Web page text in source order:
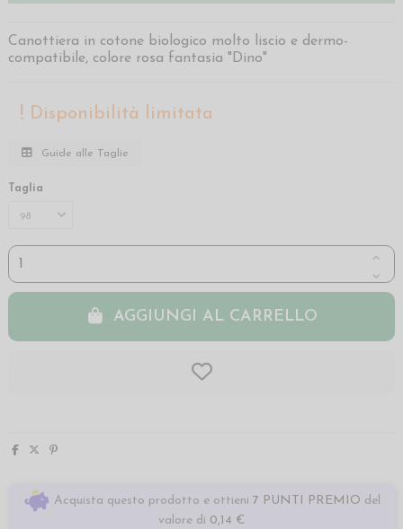
Canottiera in cotone biologico molto liscio e dermo-
compatibile, colore rosa fantasia "Dino"
Disponibilità limitata
Guide alle Taglie
Taglia
AGGIUNGI AL CARRELLO
Acquista questo prodotto e ottieni 7 PUNTI PREMIO del
valore di 0,14 €